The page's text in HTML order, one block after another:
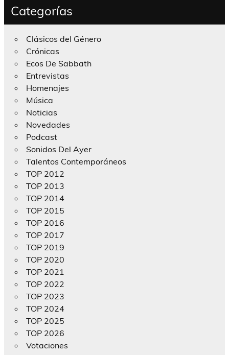
Categorías
Clásicos del Género
Crónicas
Ecos De Sabbath
Entrevistas
Homenajes
Música
Noticias
Novedades
Podcast
Sonidos Del Ayer
Talentos Contemporáneos
TOP 2012
TOP 2013
TOP 2014
TOP 2015
TOP 2016
TOP 2017
TOP 2019
TOP 2020
TOP 2021
TOP 2022
TOP 2023
TOP 2024
TOP 2025
TOP 2026
Votaciones